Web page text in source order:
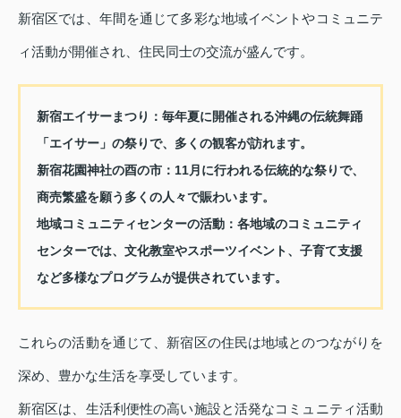
新宿区では、年間を通じて多彩な地域イベントやコミュニテ
ィ活動が開催され、住民同士の交流が盛んです。
新宿エイサーまつり： 毎年夏に開催される沖縄の伝統舞踊
「エイサー」の祭りで、多くの観客が訪れます。
新宿花園神社の酉の市： 11月に行われる伝統的な祭りで、
商売繁盛を願う多くの人々で賑わいます。
地域コミュニティセンターの活動： 各地域のコミュニティ
センターでは、文化教室やスポーツイベント、子育て支援
など多様なプログラムが提供されています。
これらの活動を通じて、新宿区の住民は地域とのつながりを
深め、豊かな生活を享受しています。
新宿区は、生活利便性の高い施設と活発なコミュニティ活動